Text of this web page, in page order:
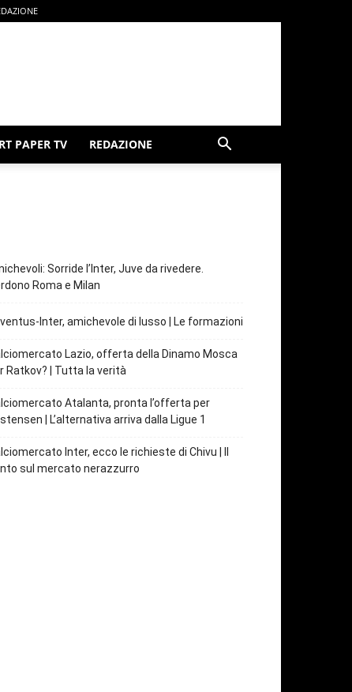
PAPER TV REDAZIONE
Sorride l’Inter, Juve da rivedere.
Roma e Milan
Inter, amichevole di lusso | Le formazioni
Lazio, offerta della Dinamo Mosca
Ratkov? | Tutta la verità
Atalanta, pronta l’offerta per
| L’alternativa arriva dalla Ligue 1
Inter, ecco le richieste di Chivu | Il
sul mercato nerazzurro